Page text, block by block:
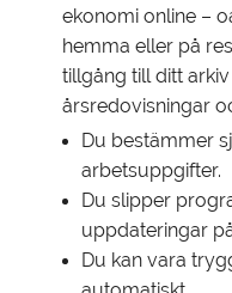
ekonomi online –
hemma eller på
tillgång till ditt
årsredovisningar
Du bestämmer
arbetsuppgifter.
Du slipper
uppdateringar
Du kan vara